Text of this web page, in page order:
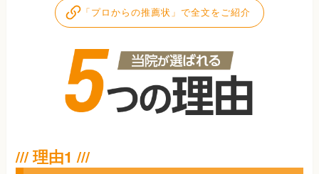
「プロからの推薦状」で全文をご紹介